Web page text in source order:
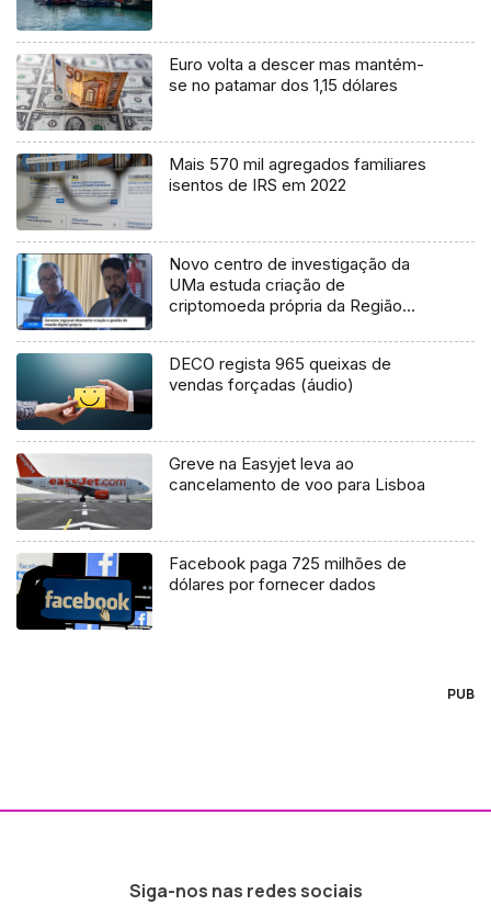
Euro volta a descer mas mantém-
se no patamar dos 1,15 dólares
Mais 570 mil agregados familiares
isentos de IRS em 2022
Novo centro de investigação da
UMa estuda criação de
criptomoeda própria da Região
DECO regista 965 queixas de
vendas forçadas (áudio)
Greve na Easyjet leva ao
cancelamento de voo para Lisboa
Facebook paga 725 milhões de
dólares por fornecer dados
PUB
Siga-nos nas redes sociais